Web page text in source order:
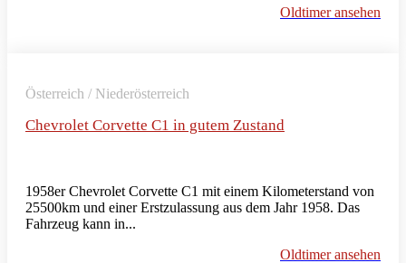
Oldtimer ansehen
Österreich / Niederösterreich
Chevrolet Corvette C1 in gutem Zustand
1958er Chevrolet Corvette C1 mit einem Kilometerstand von
25500km und einer Erstzulassung aus dem Jahr 1958. Das
Fahrzeug kann in...
Oldtimer ansehen